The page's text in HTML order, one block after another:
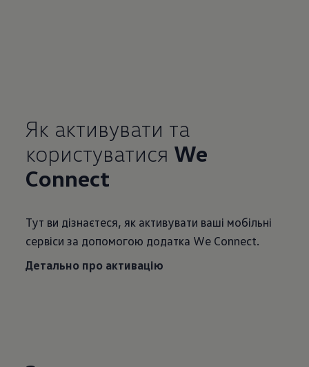
Як активувати та
користуватися We
Connect
Тут ви дізнаєтеся, як активувати ваші мобільні
сервіси за допомогою додатка We Connect.
Детально про активацію